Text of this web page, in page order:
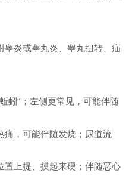
炎或睾丸炎、睾丸扭转、疝
”；左侧更常见，可能伴随
，可能伴随发烧；尿道流
上提、摸起来硬；伴随恶心